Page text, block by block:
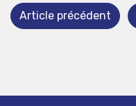
Article précédent